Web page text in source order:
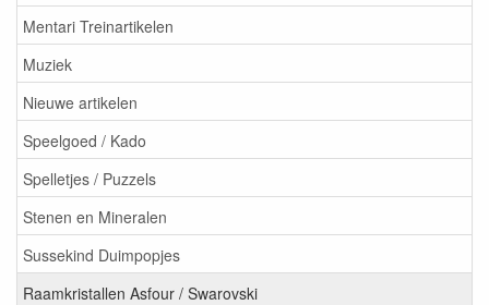
Mentari Treinartikelen
Muziek
Nieuwe artikelen
Speelgoed / Kado
Spelletjes / Puzzels
Stenen en Mineralen
Sussekind Duimpopjes
Raamkristallen Asfour / Swarovski